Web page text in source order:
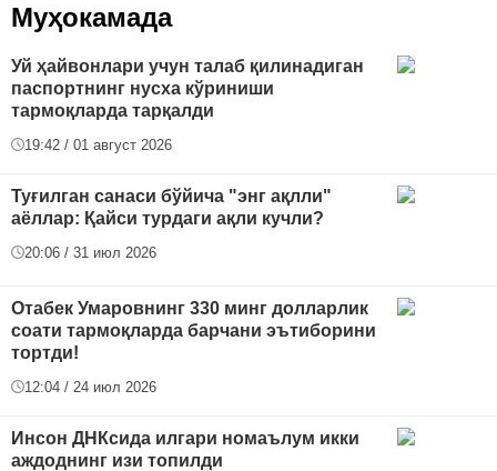
Муҳокамада
Уй ҳайвонлари учун талаб қилинадиган
паспортнинг нусха кўриниши
тармоқларда тарқалди
19:42 / 01 август 2026
Туғилган санаси бўйича "энг ақлли"
аёллар: Қайси турдаги ақли кучли?
20:06 / 31 июл 2026
Отабек Умаровнинг 330 минг долларлик
соати тармоқларда барчани эътиборини
тортди!
12:04 / 24 июл 2026
Инсон ДНКсида илгари номаълум икки
аждоднинг изи топилди